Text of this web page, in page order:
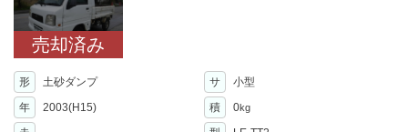
売却済み
形 土砂ダンプ サ
小型
年
2003(H15) 積 0kg